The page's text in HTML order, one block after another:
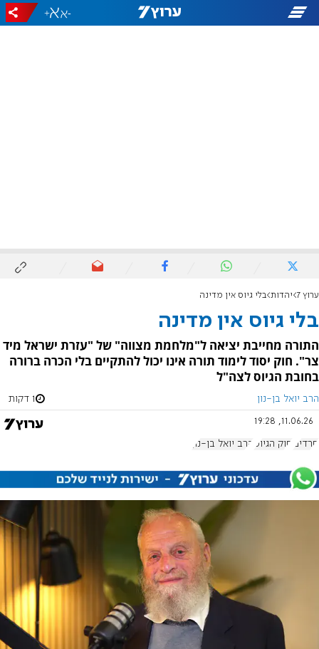
-
+
ערוץ 7 יהדות בלי גיוס אין מדינה
בלי גיוס אין מדינה
התורה מחייבת יציאה ל"מלחמת מצווה" של "עזרת ישראל מיד
צר". חוק יסוד לימוד תורה אינו יכול להתקיים בלי הכרה ברורה
בחובת הגיוס לצה"ל
הרב יואל בן-נון 1 דקות
11.06.26, 19:28
חרדים חוק הגיוס הרב יואל בן-נון